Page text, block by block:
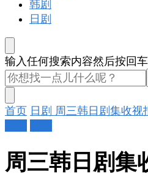
韩剧
日剧
找
什
么
东
西
吗?
输入任何搜索内容然后按回车
首页 日剧 周三韩日剧集收视
周三韩日剧集